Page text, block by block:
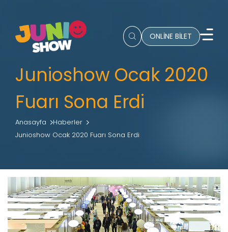
ONLİNE BİLET
Junioshow Ocak 2020
Fuarı Sona Erdi
Anasayfa
Haberler
Junioshow Ocak 2020 Fuarı Sona Erdi